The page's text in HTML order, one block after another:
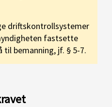
driftskontrollsystemer
fastsette
bemanning, jf. § 5-7.